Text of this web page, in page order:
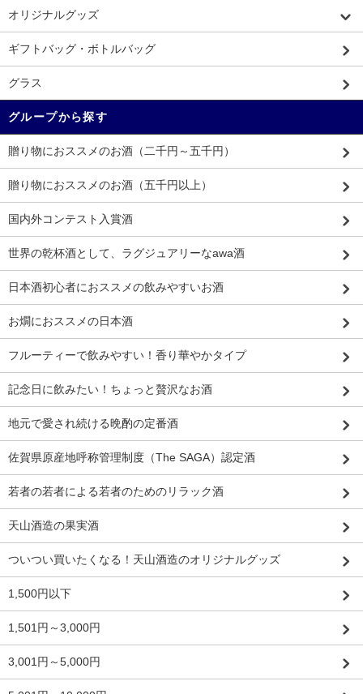
オリジナルグッズ
ギフトバッグ・ボトルバッグ
グラス
グループから探す
贈り物におススメのお酒（二千円～五千円）
贈り物におススメのお酒（五千円以上）
国内外コンテスト入賞酒
世界の乾杯酒として、ラグジュアリーなawa酒
日本酒初心者におススメの飲みやすいお酒
お燗におススメの日本酒
フルーティーで飲みやすい！香り華やかタイプ
記念日に飲みたい！ちょっと贅沢なお酒
地元で愛され続ける晩酌の定番酒
佐賀県原産地呼称管理制度（The SAGA）認定酒
若者の若者による若者のためのリラック酒
天山酒造の果実酒
ついつい買いたくなる！天山酒造のオリジナルグッズ
1,500円以下
1,501円～3,000円
3,001円～5,000円